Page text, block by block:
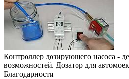
Контроллер дозирующего насоса -
возможностей. Дозатор для
Благодарности